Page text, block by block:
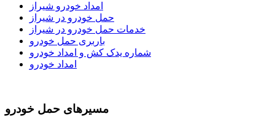
امداد خودرو شیراز
حمل خودرو در شیراز
خدمات حمل خودرو در شیراز
باربری حمل خودرو
شماره یدک کش و امداد خودرو
امداد خودرو
مسیرهای حمل خودرو